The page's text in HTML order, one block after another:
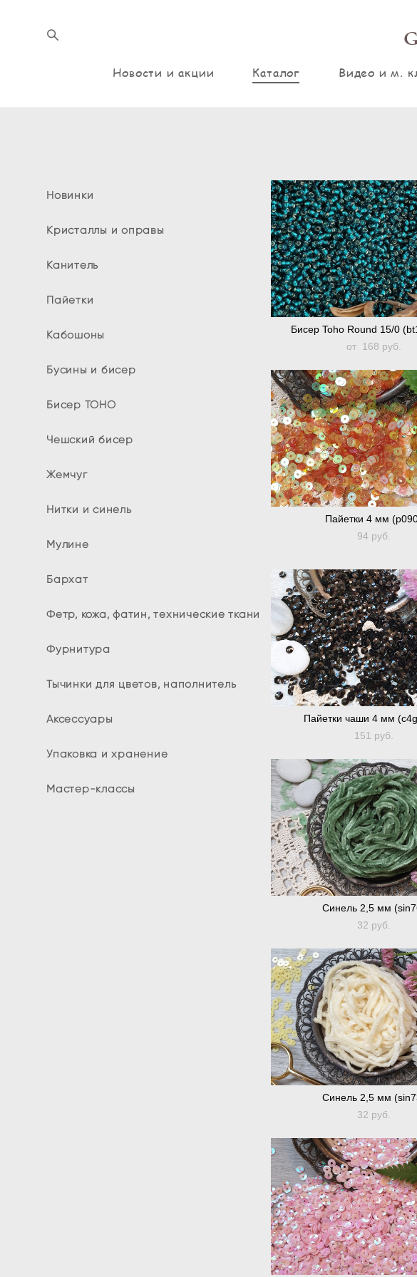
Новости и акции Каталог Видео и м.
Новинки
Кристаллы и оправы
Канитель
Пайетки
Кабошоны
Бусины и бисер
Бисер TOHO
Чешский бисер
Жемчуг
Нитки и синель
Мулине
Бархат
Фетр, кожа, фатин, технические ткани
Фурнитура
Тычинки для цветов, наполнитель
Аксессуары
Упаковка и хранение
Мастер-классы
Бисер Toho Round 15/0
от 168 pуб.
Пайетки 4 мм
94 pуб.
Пайетки чаши 4 мм
151 pуб.
Синель 2,5 мм
32 pуб.
Синель 2,5 мм
32 pуб.